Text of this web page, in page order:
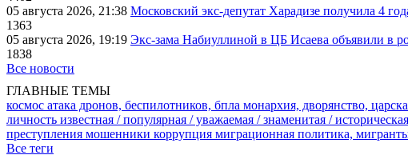
05 августа 2026, 21:38 Московский экс-депутат Харадизе получила 4
1363
05 августа 2026, 19:19 Экс-зама Набиуллиной в ЦБ Исаева объявили в
1838
Все новости
ГЛАВНЫЕ ТЕМЫ
космос атака дронов, беспилотников, бпла монархия, дворянство,
личность известная / популярная / уважаемая / знаменитая / историческая
преступления мошенники коррупция миграционная политика,
Все теги